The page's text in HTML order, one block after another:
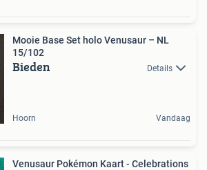
Mooie Base Set holo Venusaur – NL
15/102
Bieden Details
Hoorn Vandaag
Venusaur Pokémon Kaart - Celebrations